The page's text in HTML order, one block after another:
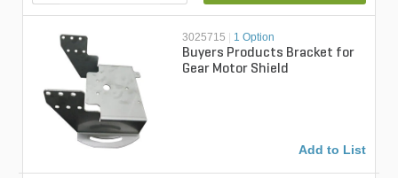
3025715 1 Option
Buyers Products Bracket for
Gear Motor Shield
Add to List